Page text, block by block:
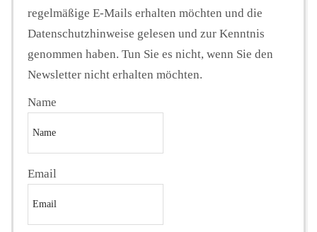
regelmäßige E-Mails erhalten möchten und die
Datenschutzhinweise gelesen und zur Kenntnis
genommen haben. Tun Sie es nicht, wenn Sie den
Newsletter nicht erhalten möchten.
Name
Email